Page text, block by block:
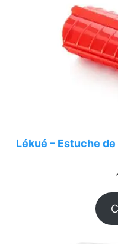
Lékué – Estuche